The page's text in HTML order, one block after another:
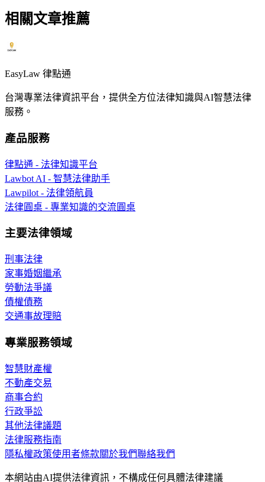
相關文章推薦
EasyLaw 律點通
台灣專業法律資訊平台，提供全方位法律知識與AI智慧法律
服務。
產品服務
律點通 - 法律知識平台
Lawbot AI - 智慧法律助手
Lawpilot - 法律領航員
法律圓桌 - 專業知識的交流圓桌
主要法律領域
刑事法律
家事婚姻繼承
勞動法爭議
債權債務
交通事故理賠
專業服務領域
智慧財產權
不動產交易
商事合約
行政爭訟
其他法律議題
法律服務指南
隱私權政策使用者條款關於我們聯絡我們
本網站由AI提供法律資訊，不構成任何具體法律建議